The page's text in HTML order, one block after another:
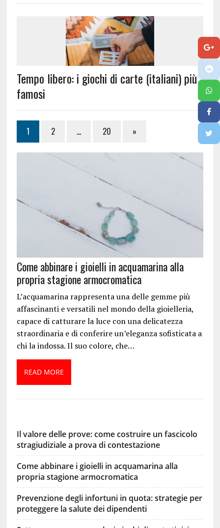
Tempo libero: i giochi di carte (italiani) più
famosi
1 2 … 20 »
Come abbinare i gioielli in acquamarina alla
propria stagione armocromatica
L’acquamarina rappresenta una delle gemme più
affascinanti e versatili nel mondo della gioielleria,
capace di catturare la luce con una delicatezza
straordinaria e di conferire un’eleganza sofisticata a
chi la indossa. Il suo colore, che…
READ MORE
Il valore delle prove: come costruire un fascicolo
stragiudiziale a prova di contestazione
Come abbinare i gioielli in acquamarina alla
propria stagione armocromatica
Prevenzione degli infortuni in quota: strategie per
proteggere la salute dei dipendenti